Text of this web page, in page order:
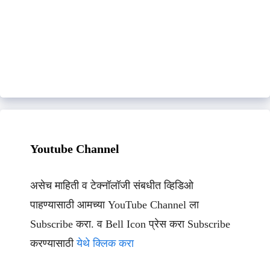
Youtube Channel
असेच माहिती व टेक्नॉलॉजी संबधीत व्हिडिओ
पाहण्यासाठी आमच्या YouTube Channel ला
Subscribe करा. व Bell Icon प्रेस करा Subscribe
करण्यासाठीयेथे क्लिक करा